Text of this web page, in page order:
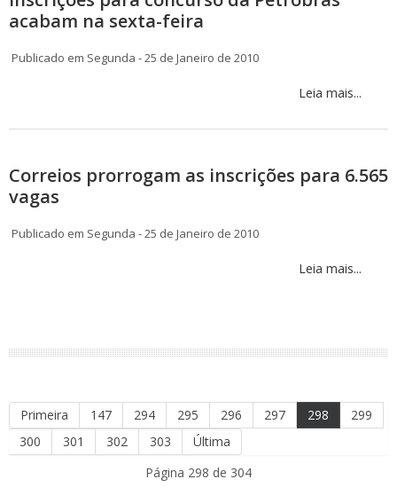
acabam na sexta-feira
Publicado em Segunda - 25 de Janeiro de 2010
Leia mais...
Correios prorrogam as inscrições para 6.565
vagas
Publicado em Segunda - 25 de Janeiro de 2010
Leia mais...
Primeira 147 294 295 296 297 298
299
300
301 302 303
Última
Página 298 de 304